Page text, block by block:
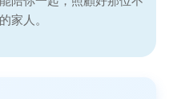
家人。